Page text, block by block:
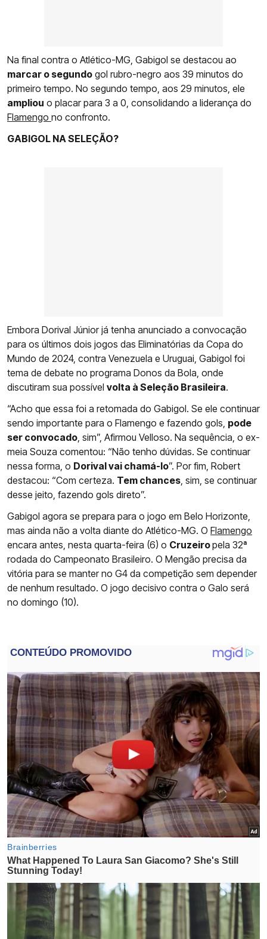
Na final contra o Atlético-MG, Gabigol se destacou ao
marcar o segundo gol rubro-negro aos 39 minutos do
primeiro tempo. No segundo tempo, aos 29 minutos, ele
ampliou o placar para 3 a 0, consolidando a liderança do
Flamengo no confronto.
GABIGOL NA SELEÇÃO?
Embora Dorival Júnior já tenha anunciado a convocação
para os últimos dois jogos das Eliminatórias da Copa do
Mundo de 2024, contra Venezuela e Uruguai, Gabigol foi
tema de debate no programa Donos da Bola, onde
discutiram sua possível volta à Seleção Brasileira.
“Acho que essa foi a retomada do Gabigol. Se ele continuar
sendo importante para o Flamengo e fazendo gols, pode
ser convocado, sim”, Afirmou Velloso. Na sequência, o ex-
meia Souza comentou: “Não tenho dúvidas. Se continuar
nessa forma, o Dorival vai chamá-lo”. Por fim, Robert
destacou: “Com certeza. Tem chances, sim, se continuar
desse jeito, fazendo gols direto”.
Gabigol agora se prepara para o jogo em Belo Horizonte,
mas ainda não a volta diante do Atlético-MG. O Flamengo
encara antes, nesta quarta-feira (6) o Cruzeiropela 32ª
rodada do Campeonato Brasileiro. O Mengão precisa da
vitória para se manter no G4 da competição sem depender
de nenhum resultado. O jogo decisivo contra o Galo será
no domingo (10).